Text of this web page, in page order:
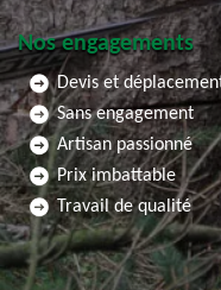
Nos engagements
Devis et
Sans engagement
Artisan passionné
Prix imbattable
Travail de qualité